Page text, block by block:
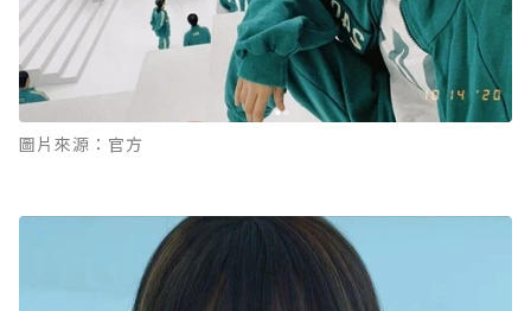
圖片來源：官方